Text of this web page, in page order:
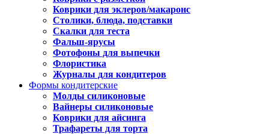
Коврики для эклеров/макаронс
Столики, блюда, подставки
Скалки для теста
Фальш-ярусы
Фотофоны для выпечки
Флористика
Журналы для кондитеров
Формы кондитерские
Молды силиконовые
Вайнеры силиконовые
Коврики для айсинга
Трафареты для торта